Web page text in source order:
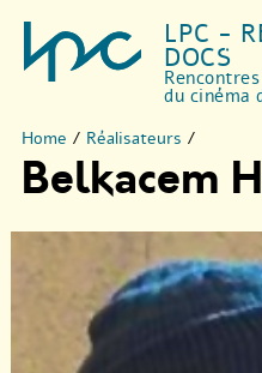
LPC -
DOCS
du cinéma
Home / Réalisateurs /
Belkacem